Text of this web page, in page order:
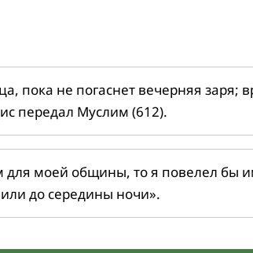
пока не погаснет вечерняя заря;
передал Муслим (612).
моей общины, то я повелел бы
до середины ночи».